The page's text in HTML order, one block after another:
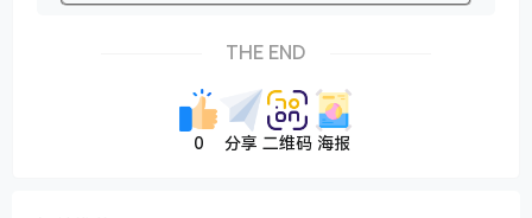
THE END
0 分享 二维码 海报